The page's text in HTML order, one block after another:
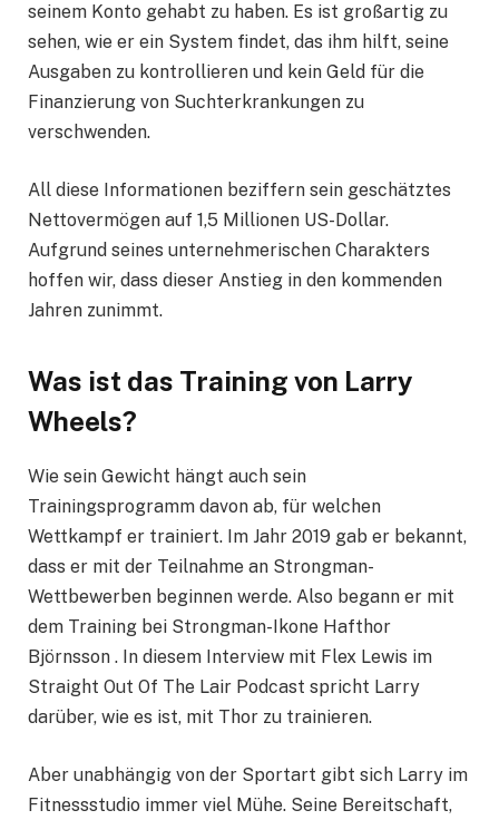
seinem Konto gehabt zu haben. Es ist großartig zu
sehen, wie er ein System findet, das ihm hilft, seine
Ausgaben zu kontrollieren und kein Geld für die
Finanzierung von Suchterkrankungen zu
verschwenden.
All diese Informationen beziffern sein geschätztes
Nettovermögen auf 1,5 Millionen US-Dollar.
Aufgrund seines unternehmerischen Charakters
hoffen wir, dass dieser Anstieg in den kommenden
Jahren zunimmt.
Was ist das Training von Larry
Wheels?
Wie sein Gewicht hängt auch sein
Trainingsprogramm davon ab, für welchen
Wettkampf er trainiert. Im Jahr 2019 gab er bekannt,
dass er mit der Teilnahme an Strongman-
Wettbewerben beginnen werde. Also begann er mit
dem Training bei Strongman-Ikone Hafthor
Björnsson . In diesem Interview mit Flex Lewis im
Straight Out Of The Lair Podcast spricht Larry
darüber, wie es ist, mit Thor zu trainieren.
Aber unabhängig von der Sportart gibt sich Larry im
Fitnessstudio immer viel Mühe. Seine Bereitschaft,